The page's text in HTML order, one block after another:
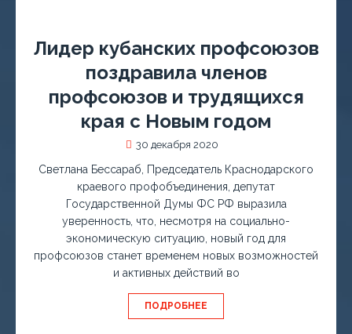
Лидер кубанских профсоюзов
поздравила членов
профсоюзов и трудящихся
края с Новым годом
30 декабря 2020
Светлана Бессараб, Председатель Краснодарского
краевого профобъединения, депутат
Государственной Думы ФС РФ выразила
уверенность, что, несмотря на социально-
экономическую ситуацию, новый год для
профсоюзов станет временем новых возможностей
и активных действий во
ПОДРОБНЕЕ